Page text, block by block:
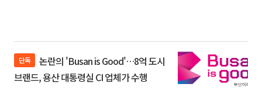
단독
브랜드, 용산 대통령실 CI 업체가 수행